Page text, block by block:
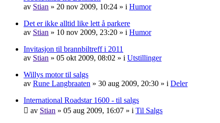
av Stian » 20 nov 2009, 10:24 » i Humor
Det er ikke alltid like lett å parkere
av Stian » 10 nov 2009, 23:20 » i Humor
Invitasjon til brannbiltreff i 2011
av Stian » 05 okt 2009, 08:02 » i Utstillinger
Willys motor til salgs
av Rune Langbraaten » 30 aug 2009, 20:30 » i Deler
International Roadstar 1600 - til salgs
av Stian » 05 aug 2009, 16:07 » i Til Salgs